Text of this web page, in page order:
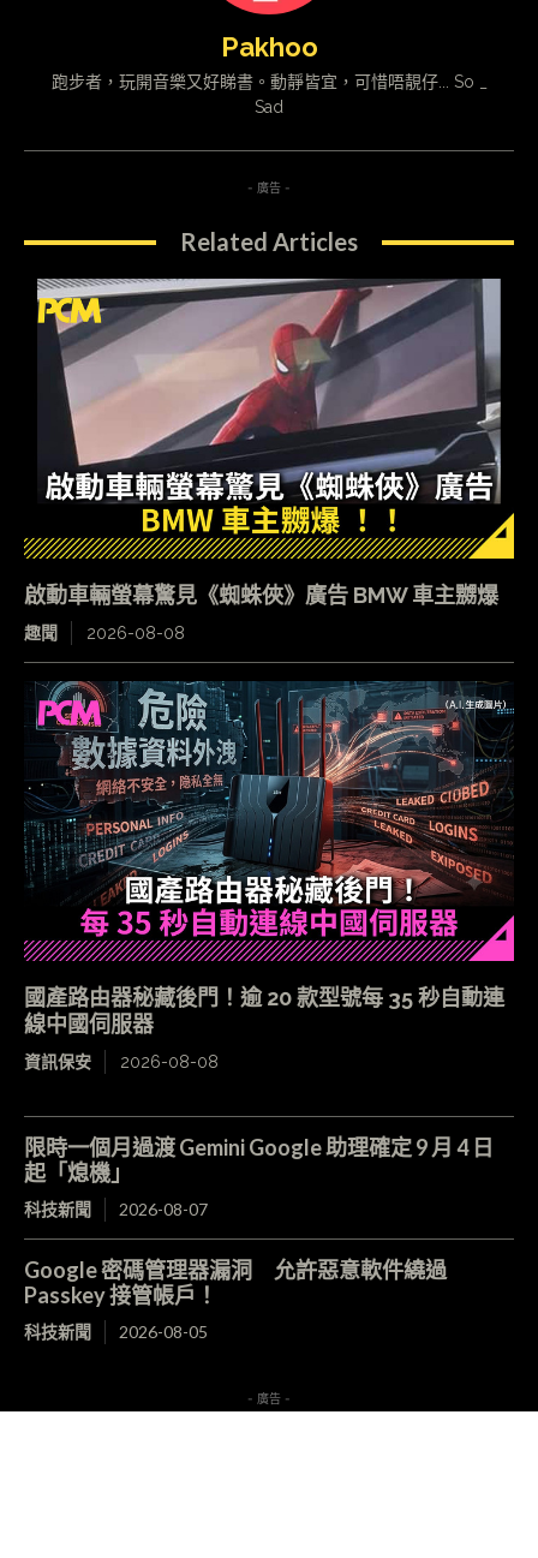
Pakhoo
跑步者，玩開音樂又好睇書。動靜皆宜，可惜唔靚仔... So _
Sad
- 廣告 -
Related Articles
啟動車輛螢幕驚見《蜘蛛俠》廣告 BMW 車主嬲爆
趣聞 2026-08-08
國產路由器秘藏後門！逾 20 款型號每 35 秒自動連
線中國伺服器
資訊保安 2026-08-08
限時一個月過渡 Gemini Google 助理確定 9 月 4 日
起「熄機」
科技新聞 2026-08-07
Google 密碼管理器漏洞 允許惡意軟件繞過
Passkey 接管帳戶！
科技新聞 2026-08-05
- 廣告 -